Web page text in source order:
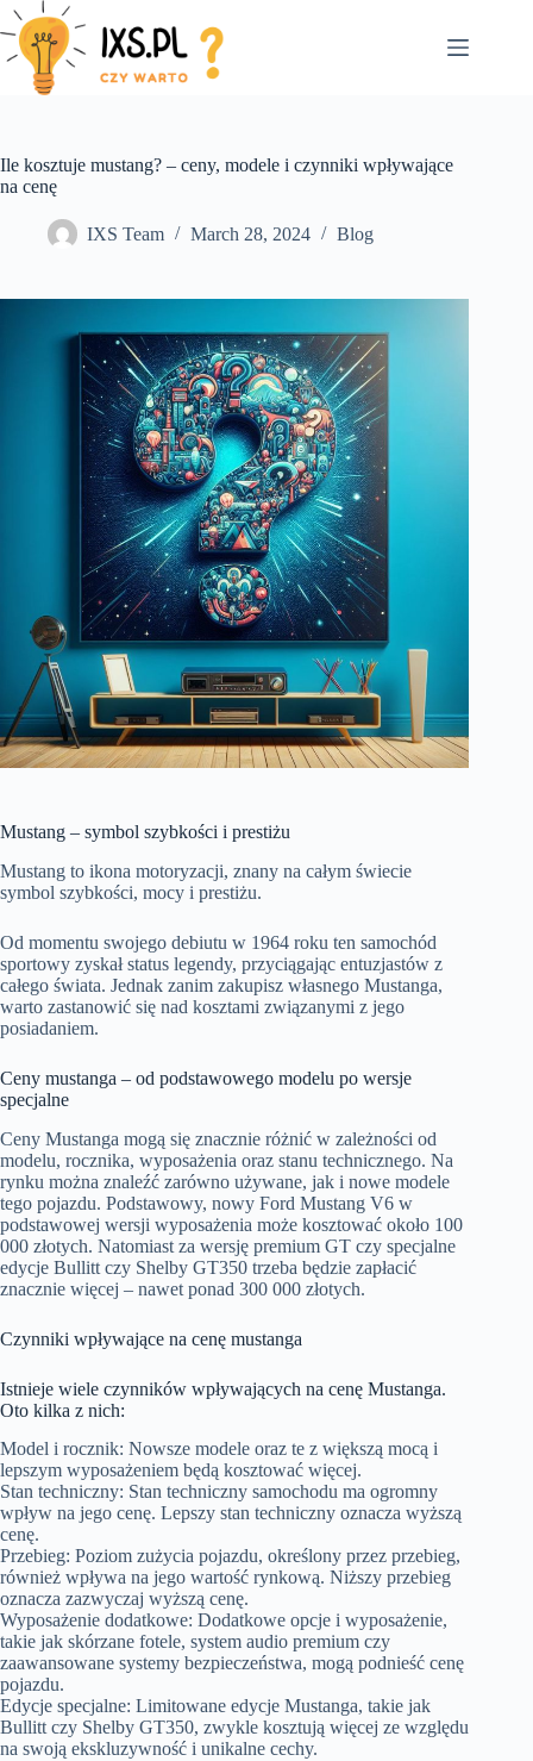
Skip
to
content
Ile kosztuje mustang? – ceny, modele i czynniki wpływające
na cenę
IXS Team March 28, 2024 Blog
Mustang – symbol szybkości i prestiżu
Mustang to ikona motoryzacji, znany na całym świecie
symbol szybkości, mocy i prestiżu.
Od momentu swojego debiutu w 1964 roku ten samochód
sportowy zyskał status legendy, przyciągając entuzjastów z
całego świata. Jednak zanim zakupisz własnego Mustanga,
warto zastanowić się nad kosztami związanymi z jego
posiadaniem.
Ceny mustanga – od podstawowego modelu po wersje
specjalne
Ceny Mustanga mogą się znacznie różnić w zależności od
modelu, rocznika, wyposażenia oraz stanu technicznego. Na
rynku można znaleźć zarówno używane, jak i nowe modele
tego pojazdu. Podstawowy, nowy Ford Mustang V6 w
podstawowej wersji wyposażenia może kosztować około 100
000 złotych. Natomiast za wersję premium GT czy specjalne
edycje Bullitt czy Shelby GT350 trzeba będzie zapłacić
znacznie więcej – nawet ponad 300 000 złotych.
Czynniki wpływające na cenę mustanga
Istnieje wiele czynników wpływających na cenę Mustanga.
Oto kilka z nich:
Model i rocznik: Nowsze modele oraz te z większą mocą i
lepszym wyposażeniem będą kosztować więcej.
Stan techniczny: Stan techniczny samochodu ma ogromny
wpływ na jego cenę. Lepszy stan techniczny oznacza wyższą
cenę.
Przebieg: Poziom zużycia pojazdu, określony przez przebieg,
również wpływa na jego wartość rynkową. Niższy przebieg
oznacza zazwyczaj wyższą cenę.
Wyposażenie dodatkowe: Dodatkowe opcje i wyposażenie,
takie jak skórzane fotele, system audio premium czy
zaawansowane systemy bezpieczeństwa, mogą podnieść cenę
pojazdu.
Edycje specjalne: Limitowane edycje Mustanga, takie jak
Bullitt czy Shelby GT350, zwykle kosztują więcej ze względu
na swoją ekskluzywność i unikalne cechy.